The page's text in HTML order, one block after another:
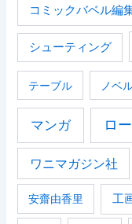
コミックバベル編
シューティング
テーブル ノベ
マンガ ロ
ワニマガジン社
安齋由香里 工